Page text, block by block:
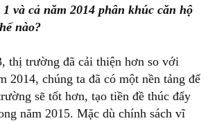
và cả năm 2014 phân khúc căn hộ
nào?
thị trường đã cải thiện hơn so với
2014, chúng ta đã có một nền tảng để
sẽ tốt hơn, tạo tiền đề thúc đẩy
năm 2015. Mặc dù chính sách vĩ